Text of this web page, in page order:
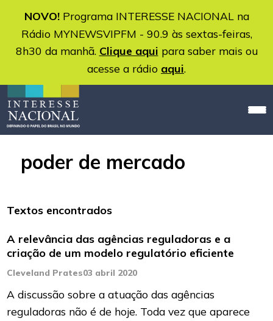
NOVO!Programa INTERESSE NACIONAL na
Rádio MYNEWSVIPFM - 90.9 às sextas-feiras,
8h30 da manhã. Clique aqui para saber mais ou
acesse a rádio aqui.
poder de mercado
Textos encontrados
A relevância das agências reguladoras e a
criação de um modelo regulatório eficiente
Cleveland Prates03 abril 2020
A discussão sobre a atuação das agências
reguladoras não é de hoje. Toda vez que aparece